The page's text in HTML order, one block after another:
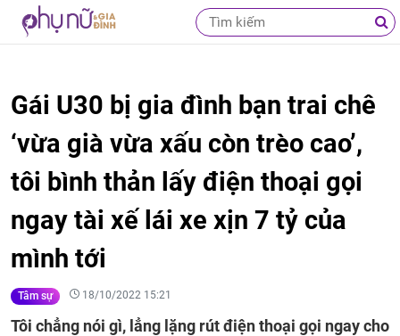
Gái U30 bị gia đình bạn trai chê
‘vừa già vừa xấu còn trèo cao’,
tôi bình thản lấy điện thoại gọi
ngay tài xế lái xe xịn 7 tỷ của
mình tới
Tâm sự 18/10/2022 15:21
Tôi chẳng nói gì, lẳng lặng rút điện thoại gọi ngay cho